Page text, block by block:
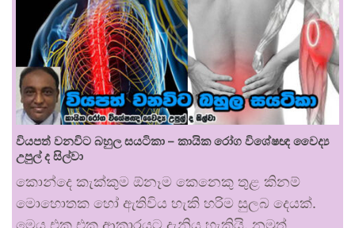
වියපත් වනවිට බහුල සයටිකා – කායික රෝග විශේෂඥ වෛද්‍ය
උපුල් ද සිල්වා
කොන්දෙ කැක්කුම ඕනෑම කෙනෙකු තුළ කිනම්
මොහොතක හෝ ඇතිවිය හැකි හරිම සුලබ දෙයක්.
මෙය එක එක ආකාරයට දැනිය හැකියි. නමුත්